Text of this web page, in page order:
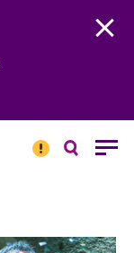
消息